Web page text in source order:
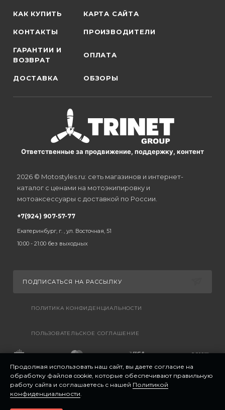
КАК КУПИТЬ КАРТА САЙТА
КОНТАКТЫ ПРОИЗВОДИТЕЛИ
ГАРАНТИИ И
ВОЗВРАТ
ОПЛАТА
ДОСТАВКА ОБЗОРЫ
Ответственные за продвижение, поддержку, контент
2026 © Motostyles.ru: сеть магазинов и интернет-
каталог с ценами на мотоэкипировку и
мотоаксессуары с доставкой по России.
+7(924) 907-57-77
Екатеринбург, г. , ул. Восточная, 51
10:00 - 21:00 без выходных
ПОДПИСАТЬСЯ НА РАССЫЛКУ
ПОЛИТИКА КОНФИДЕНЦИАЛЬНОСТИ
ПОЛЬЗОВАТЕЛЬСКОЕ СОГЛАШЕНИЕ
Продолжая использовать наш сайт, вы даете согласие на
обработку файлов cookie, которые обеспечивают правильную
работу сайта и соглашаетесь с нашей Политикой
конфиденциальности.